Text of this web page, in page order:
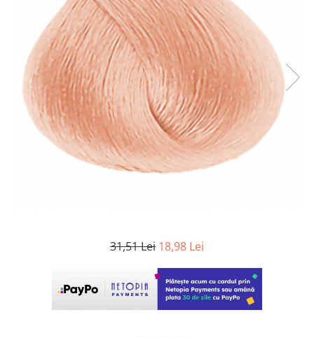
31,51 Lei 18,98 Lei